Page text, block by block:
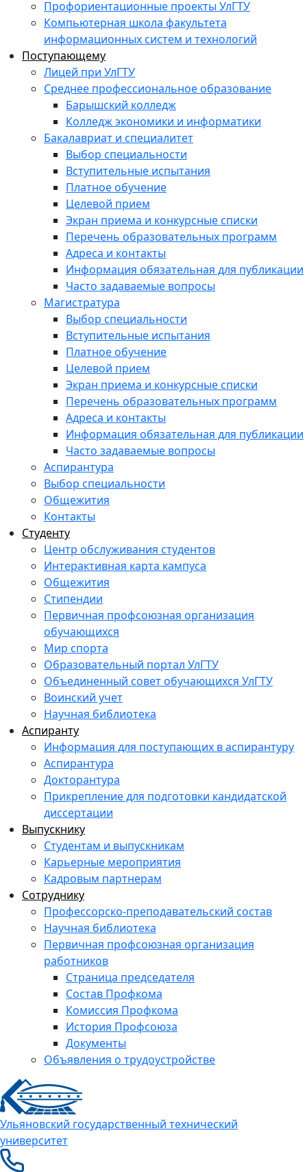
Профориентационные проекты УлГТУ
Компьютерная школа факультета
информационных систем и технологий
Поступающему
Лицей при УлГТУ
Среднее профессиональное образование
Барышский колледж
Колледж экономики и информатики
Бакалавриат и специалитет
Выбор специальности
Вступительные испытания
Платное обучение
Целевой прием
Экран приема и конкурсные списки
Перечень образовательных программ
Адреса и контакты
Информация обязательная для публикации
Часто задаваемые вопросы
Магистратура
Выбор специальности
Вступительные испытания
Платное обучение
Целевой прием
Экран приема и конкурсные списки
Перечень образовательных программ
Адреса и контакты
Информация обязательная для публикации
Часто задаваемые вопросы
Аспирантура
Выбор специальности
Общежития
Контакты
Студенту
Центр обслуживания студентов
Интерактивная карта кампуса
Общежития
Стипендии
Первичная профсоюзная организация
обучающихся
Мир спорта
Образовательный портал УлГТУ
Объединенный совет обучающихся УлГТУ
Воинский учет
Научная библиотека
Аспиранту
Информация для поступающих в аспирантуру
Аспирантура
Докторантура
Прикрепление для подготовки кандидатской
диссертации
Выпускнику
Студентам и выпускникам
Карьерные мероприятия
Кадровым партнерам
Сотруднику
Профессорско-преподавательский состав
Научная библиотека
Первичная профсоюзная организация
работников
Страница председателя
Состав Профкома
Комиссия Профкома
История Профсоюза
Документы
Объявления о трудоустройстве
Ульяновский государственный технический
университет